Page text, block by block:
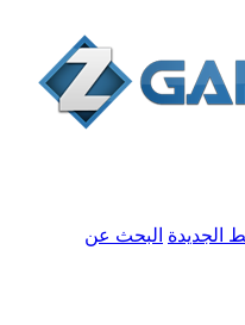
الجديدة البحث عن